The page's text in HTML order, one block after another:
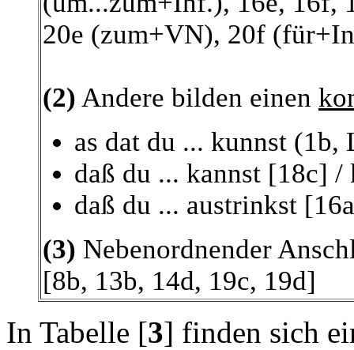
20e (zum+VN), 20f
(2) Andere bilden einen
as dat du ... kunnst (1b,
daß du ... kannst [18c] /
daß du ... austrinkst
(3) Nebenordnender
[8b, 13b, 14d, 19c, 19d]
In Tabelle [3] finden sich